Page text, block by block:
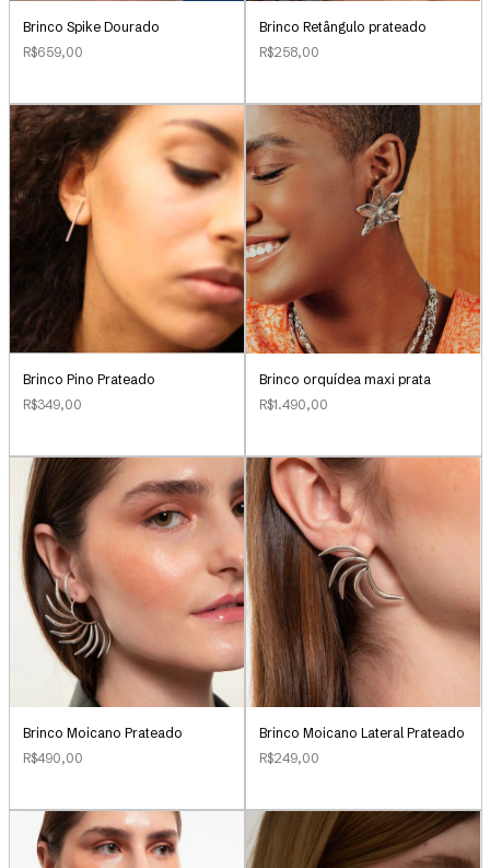
Brinco Spike Dourado
R$659,00
Brinco Retângulo prateado
R$258,00
Brinco Pino Prateado
R$349,00
Brinco orquídea maxi prata
R$1.490,00
Brinco Moicano Prateado
R$490,00
Brinco Moicano Lateral Prateado
R$249,00